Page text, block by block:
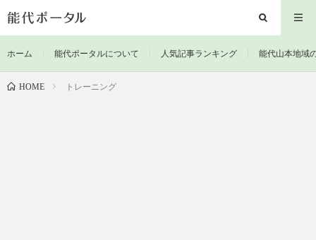
ホーム 能代ポータルについて 人気記事ランキング 能代山本地域
HOME トレーニング